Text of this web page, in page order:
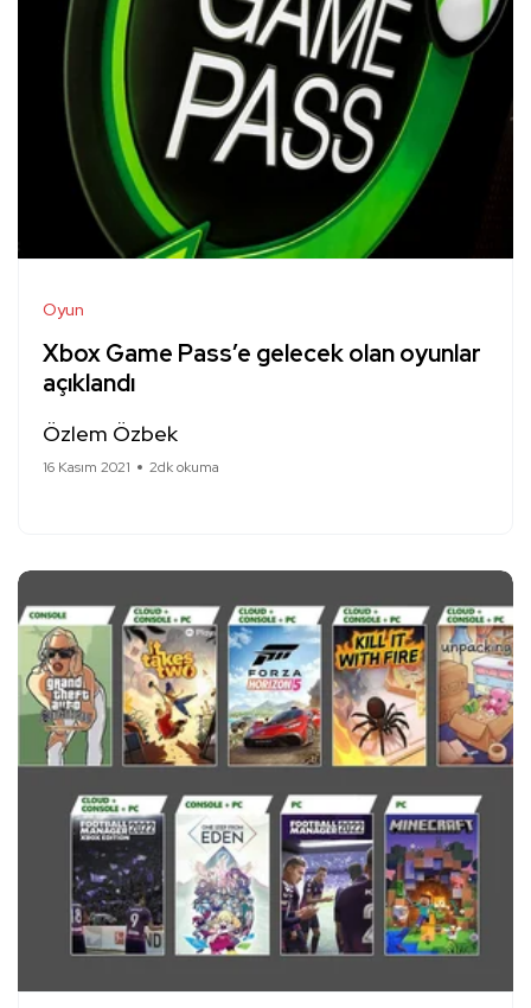
Oyun
Xbox Game Pass’e gelecek olan oyunlar
açıklandı
Özlem Özbek
16 Kasım 2021 2dk okuma